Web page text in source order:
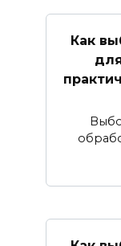
Как